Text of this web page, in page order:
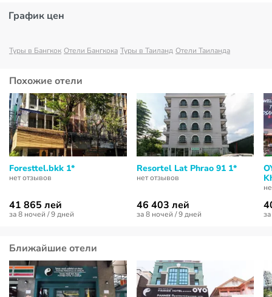
График цен
Туры в Бангкок Отели Бангкока Туры в Таиланд Отели Таиланда
Похожие отели
Foresttel.bkk 1*
нет отзывов
41 865 лей
за 8 ночей / 9 дней
Resortel Lat Phrao 91 1*
нет отзывов
46 403 лей
за 8 ночей / 9 дней
Ближайшие отели